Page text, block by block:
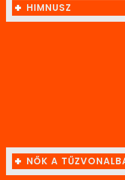
HIMNUSZ
NŐK A